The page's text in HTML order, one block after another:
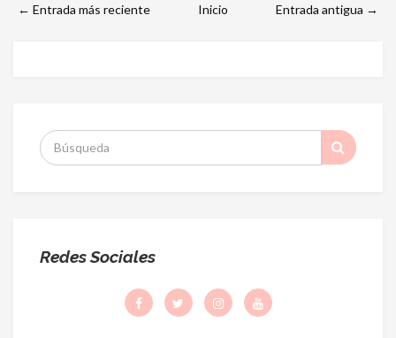
← Entrada más reciente Entrada antigua →
Inicio
S
:
Redes Sociales